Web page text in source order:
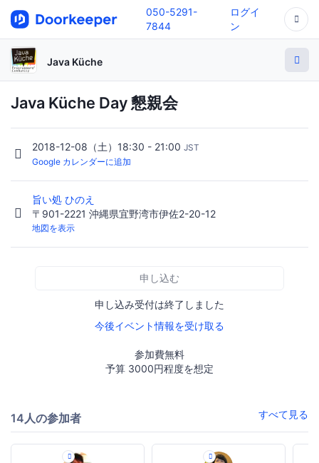
050-5291-
7844
ログイ
ン
Java Küche
Java Küche Day 懇親会
2018-12-08（土）18:30 - 21:00 JST
Google カレンダーに追加
旨い処 ひのえ
〒901-2221 沖縄県宜野湾市伊佐2-20-12
地図を表示
申し込む
申し込み受付は終了しました
今後イベント情報を受け取る
参加費無料
予算 3000円程度を想定
14人の参加者 すべて見る